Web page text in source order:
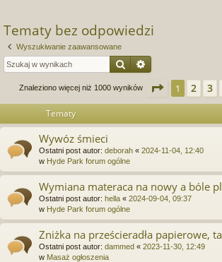
Tematy bez odpowiedzi
Wyszukiwanie zaawansowane
SzukajWyszukiwanie
Znaleziono więcej niż 1000 wyników Strona z
1 2 3
Tematy
Wywóz śmieci
Ostatni post autor: deborah « 2024-11-04, 12:40
w Hyde Park forum ogólne
Wymiana materaca na nowy a bóle
Ostatni post autor: hella « 2024-09-04, 09:37
w Hyde Park forum ogólne
Zniżka na prześcieradła papierowe,
Ostatni post autor: dammed « 2023-11-30, 12:49
w Masaż ogłoszenia